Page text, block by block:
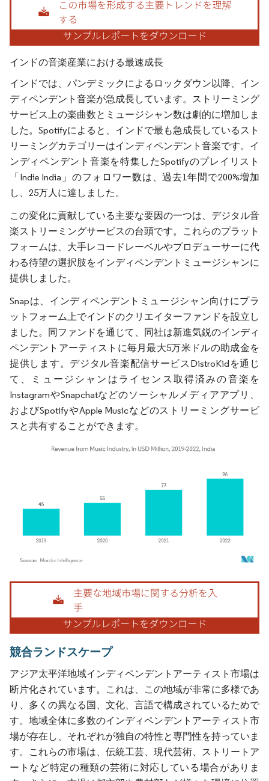
インドの音楽産業における最速成長
インドでは、パンデミックによるロックダウン以降、イン
ディペンデント音楽が急成長しています。ストリーミング
サービス上の楽曲数とミュージシャン数は劇的に増加しま
した。Spotifyによると、インドで最も急成長しているスト
リーミングカテゴリーはインディペンデント音楽です。イ
ンディペンデント音楽を特集したSpotifyのプレイリスト
「Indie India」のフォロワー数は、過去1年間で200%増加
し、25万人に達しました。
この変化に貢献している主要な要因の一つは、デジタル音
楽ストリーミングサービスの台頭です。これらのプラット
フォームは、大手レコードレーベルやプロデューサーに代
わる待望の選択肢をインディペンデントミュージシャンに
提供しました。
Snapは、インディペンデントミュージシャン向けにプラ
ットフォーム上でインドのクリエイターファンドを設立し
ました。同ファンドを通じて、同社は新進気鋭のインディ
ペンデントアーティストに毎月最大5万米ドルの助成金を
提供します。デジタル音楽配信サービスDistroKidを通じ
て、ミュージシャンはライセンス取得済みの音楽を
InstagramやSnapchatなどのソーシャルメディアアプリ、
およびSpotifyやApple Musicなどのストリーミングサービ
スと共有することができます。
画像 © Mordor Intelligence。再利用にはCC BY 4.0の表示が必要です。
競合ランドスケープ
アジア太平洋地域インディペンデントアーティスト市場は
断片化されています。これは、この地域が非常に多様であ
り、多くの異なる国、文化、言語で構成されているためで
す。地域全体に多数のインディペンデントアーティスト市
場が存在し、それぞれが独自の特性と専門性を持っていま
す。これらの市場は、伝統工芸、現代芸術、ストリートア
ートなど特定の種類の芸術に対応している場合がありま